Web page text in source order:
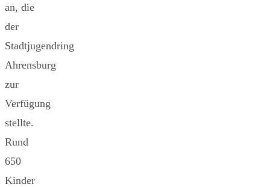
an, die
der
Stadtjugendring
Ahrensburg
zur
Verfügung
stellte.
Rund
650
Kinder